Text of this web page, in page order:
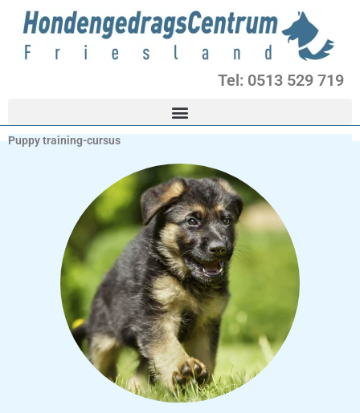
inhoud
Tel: 0513 529 719
Puppy training-cursus